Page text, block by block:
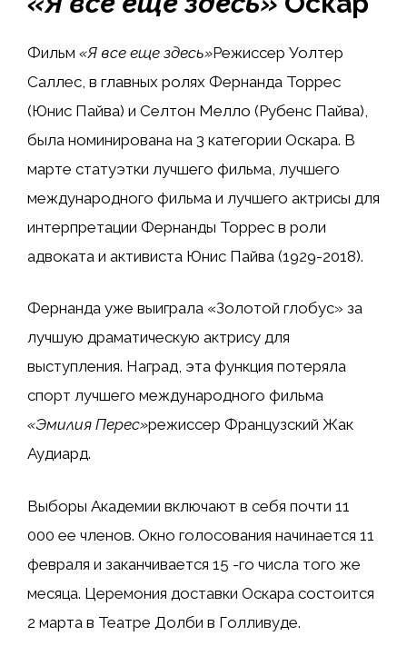
Фильм «Я все еще здесь»Режиссер Уолтер
Саллес, в главных ролях Фернанда Торрес
(Юнис Пайва) и Селтон Мелло (Рубенс Пайва),
была номинирована на 3 категории Оскара. В
марте статуэтки лучшего фильма, лучшего
международного фильма и лучшего актрисы для
интерпретации Фернанды Торрес в роли
адвоката и активиста Юнис Пайва (1929-2018).
Фернанда уже выиграла «Золотой глобус» за
лучшую драматическую актрису для
выступления. Наград, эта функция потеряла
спорт лучшего международного фильма
«Эмилия Перес»режиссер Французский Жак
Аудиард.
Выборы Академии включают в себя почти 11
000 ее членов. Окно голосования начинается 11
февраля и заканчивается 15 -го числа того же
месяца. Церемония доставки Оскара состоится
2 марта в Театре Долби в Голливуде.